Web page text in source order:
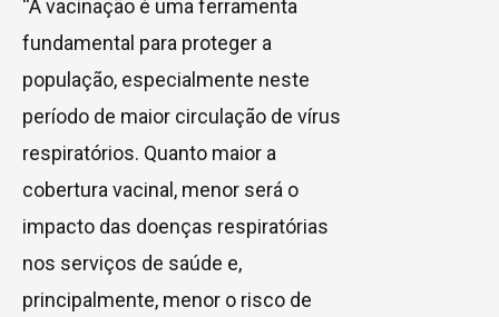
“A vacinação é uma ferramenta
fundamental para proteger a
população, especialmente neste
período de maior circulação de vírus
respiratórios. Quanto maior a
cobertura vacinal, menor será o
impacto das doenças respiratórias
nos serviços de saúde e,
principalmente, menor o risco de